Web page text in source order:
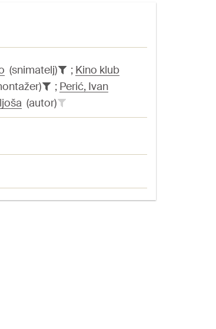
(snimatelj) ; Kino klub
; Perić, Ivan
(autor)